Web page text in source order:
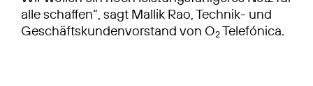
alle schaffen“, sagt Mallik Rao, Technik- und
Geschäftskundenvorstand von O2Telefónica.